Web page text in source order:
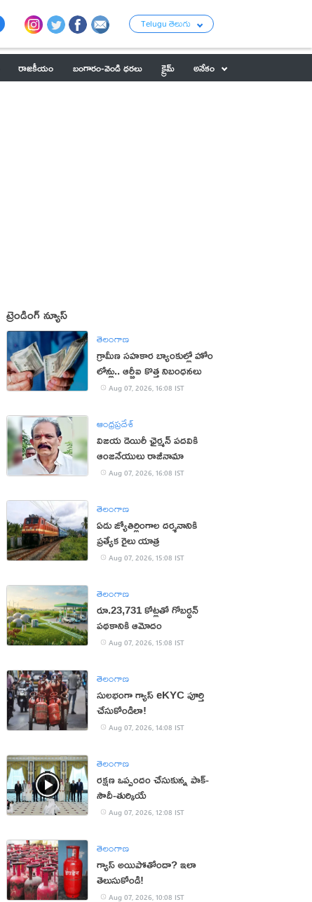
Telugu తెలుగు
రాజకీయం బంగారం-వెండి ధరలు క్రైమ్
అనేకం
ట్రెండింగ్ న్యూస్
తెలంగాణ
గ్రామీణ సహకార బ్యాంకుల్లో హోం
లోన్లు.. ఆర్బీఐ కొత్త నిబంధనలు
Aug 07, 2026, 16:08 IST
ఆంధ్రప్రదేశ్
విజయ డెయిరీ ఛైర్మన్ పదవికి
ఆంజనేయులు రాజీనామా
Aug 07, 2026, 16:08 IST
తెలంగాణ
ఏడు జ్యోతిర్లింగాల దర్శనానికి
ప్రత్యేక రైలు యాత్ర
Aug 07, 2026, 15:08 IST
తెలంగాణ
రూ.23,731 కోట్లతో గోబర్ధన్
పథకానికి ఆమోదం
Aug 07, 2026, 15:08 IST
తెలంగాణ
సులభంగా గ్యాస్ eKYC పూర్తి
చేసుకోండిలా!
Aug 07, 2026, 14:08 IST
తెలంగాణ
రక్షణ ఒప్పందం చేసుకున్న పాక్‌-
సౌదీ-తుర్కియే
Aug 07, 2026, 12:08 IST
తెలంగాణ
గ్యాస్ అయిపోతోందా? ఇలా
తెలుసుకోండి!
Aug 07, 2026, 10:08 IST